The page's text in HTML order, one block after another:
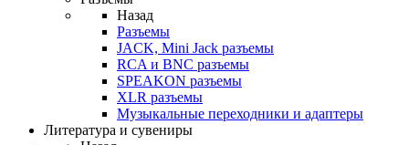
Назад
Разъемы
JACK, Mini Jack разъемы
RCA и BNC разъемы
SPEAKON разъемы
XLR разъемы
Музыкальные переходники и адаптеры
Литература и сувениры